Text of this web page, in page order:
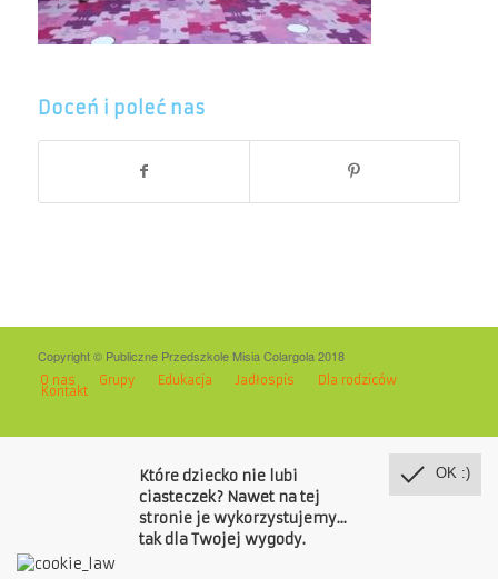
Doceń i poleć nas
Copyright © Publiczne Przedszkole Misia Colargola 2018
O nas Grupy Edukacja Jadłospis Dla rodziców
Kontakt
OK :)
Które dziecko nie lubi
ciasteczek? Nawet na tej
stronie je wykorzystujemy...
tak dla Twojej wygody.